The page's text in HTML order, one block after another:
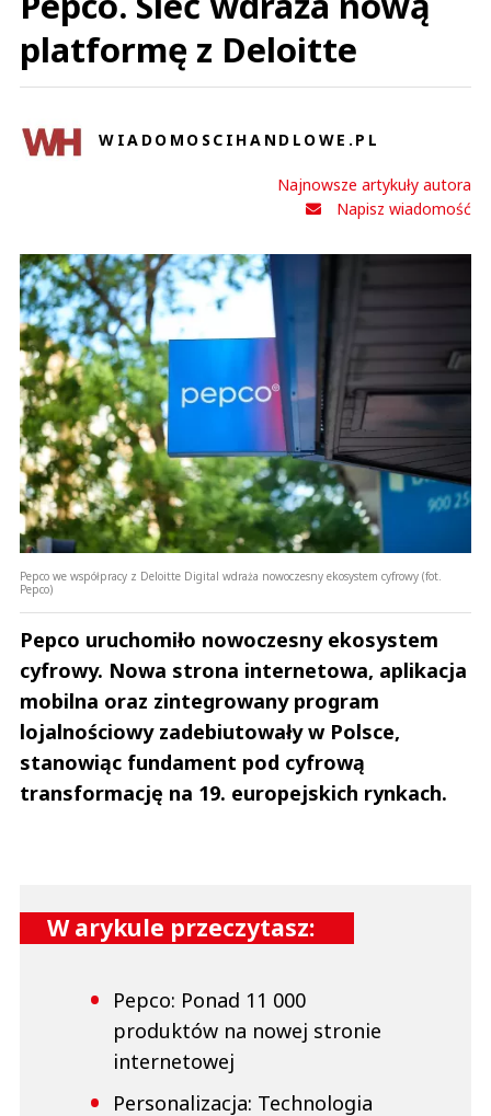
platformę z Deloitte
WIADOMOSCIHANDLOWE.PL
Najnowsze artykuły autora
Napisz wiadomość
Pepco we współpracy z Deloitte Digital wdraża nowoczesny ekosystem cyfrowy (fot.
Pepco)
Pepco uruchomiło nowoczesny ekosystem
cyfrowy. Nowa strona internetowa, aplikacja
mobilna oraz zintegrowany program
lojalnościowy zadebiutowały w Polsce,
stanowiąc fundament pod cyfrową
transformację na 19. europejskich rynkach.
W arykule przeczytasz:
Pepco: Ponad 11 000
produktów na nowej stronie
internetowej
Personalizacja: Technologia